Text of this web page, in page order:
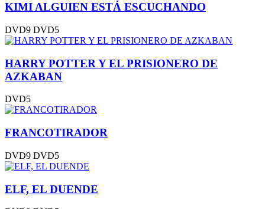
KIMI ALGUIEN ESTÁ ESCUCHANDO
DVD9 DVD5
HARRY POTTER Y EL PRISIONERO DE
AZKABAN
DVD5
FRANCOTIRADOR
DVD9 DVD5
ELF, EL DUENDE